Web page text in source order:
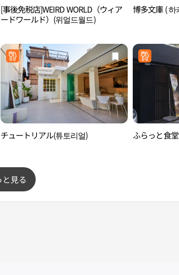
[事後免税店]WEIRD WORLD（ウィア
ードワールド）(위얼드월드)
博多文庫 ( 하
チュートリアル(튜토리얼) ふらっと食
と見る